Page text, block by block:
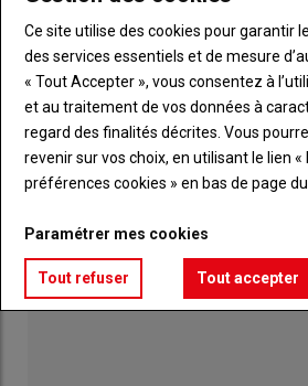
Sillé-le-Guillaume,
capitale du turf ce
06 août 2026
Ce site utilise des cookies pour garantir
des services essentiels et de mesure
« Tout Accepter », vous consentez à
et au traitement de vos données à
regard des finalités décrites. Vous
revenir sur vos choix, en utilisant le lien
préférences cookies » en bas de page du
Paramétrer mes cookies
Tout refuser Tout accepter